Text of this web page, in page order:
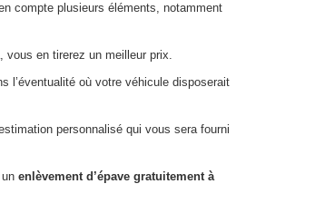
compte plusieurs éléments, notamment
vous en tirerez un meilleur prix.
l’éventualité où votre véhicule disposerait
personnalisé qui vous sera fourni
enlèvement d’épave gratuitement à